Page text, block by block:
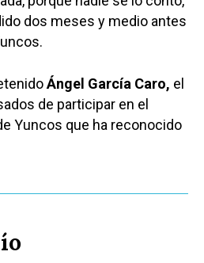
dos meses y medio antes
Ángel García Caro, el
de participar en el
Yuncos que ha reconocido
Toledo
Ciudad Real
Cuenca
Guadalajara
Sanidad
Educación
Cultura
Deportes
Medio Ambiente